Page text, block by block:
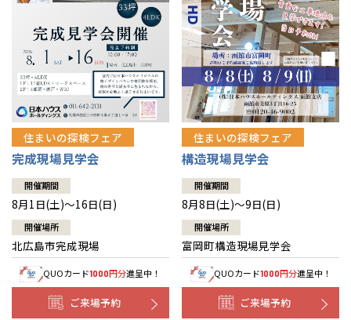
1メーターモジュール
冷暖房標準装備
24時間対応コールセンター
デザイン賞各種受賞
セントラルヒーティング
暮らし方提案
住まいのコラム
住まいのお手入れ集
介護保険利用で快適リフォーム
展示場案内
分譲マンション トップ
ワザックとは
高い信頼性
安心の管理体制
ギャラリー
会社情報
会社情報 トップ
ニュースリリース
代表ごあいさつ
企業理念
会社概要
事業部紹介
お問い合わせ
会員サイト
住まいの探検フェア
完成現場見学会
開催期間
8月1日(土)～16日(日)
開催場所
北広島市完成現場
QUOカード1000円分進呈中！
ご来場予約
住まいの探検フェア
構造現場見学会
開催期間
8月8日(土)～9日(日)
開催場所
富岡町構造現場見学会
QUOカード1000円分進呈中！
ご来場予約